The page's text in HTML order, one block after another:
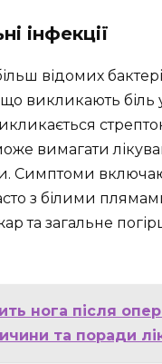
інфекції
відомих
викликають біль
вимагати
Симптоми
з білими
та загальне
нога після
та поради